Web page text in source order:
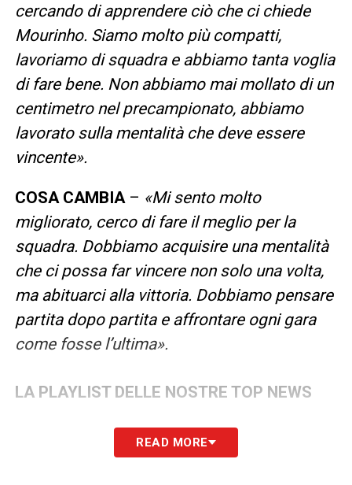
cercando di apprendere ciò che ci chiede
Mourinho. Siamo molto più compatti,
lavoriamo di squadra e abbiamo tanta voglia
di fare bene. Non abbiamo mai mollato di un
centimetro nel precampionato, abbiamo
lavorato sulla mentalità che deve essere
vincente».
COSA CAMBIA– «Mi sento molto
migliorato, cerco di fare il meglio per la
squadra. Dobbiamo acquisire una mentalità
che ci possa far vincere non solo una volta,
ma abituarci alla vittoria. Dobbiamo pensare
partita dopo partita e affrontare ogni gara
come fosse l’ultima».
LA PLAYLIST DELLE NOSTRE TOP NEWS
READ MORE